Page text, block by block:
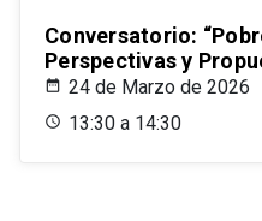
Conversatorio:
Perspectivas y
24 de Marzo de 2026
13:30 a 14:30